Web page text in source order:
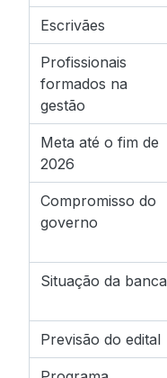
Escrivães
Profissionais
formados na
gestão
Meta até o fim de
2026
Compromisso do
governo
Situação da banca
Previsão do edital